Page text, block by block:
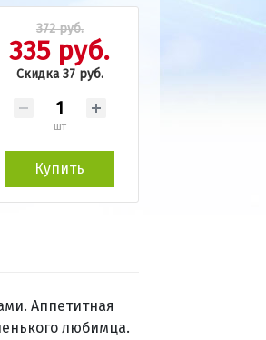
372 руб.
335 руб.
Скидка 37 руб.
шт
Купить
Аппетитная
любимца.